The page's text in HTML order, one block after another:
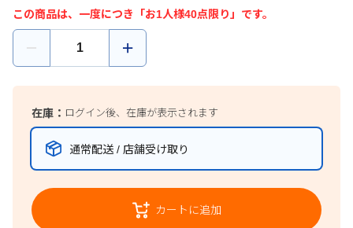
この商品は、一度につき「お1人様40点限り」です。
在庫： ログイン後、在庫が表示されます
通常配送 / 店舗受け取り
カートに追加